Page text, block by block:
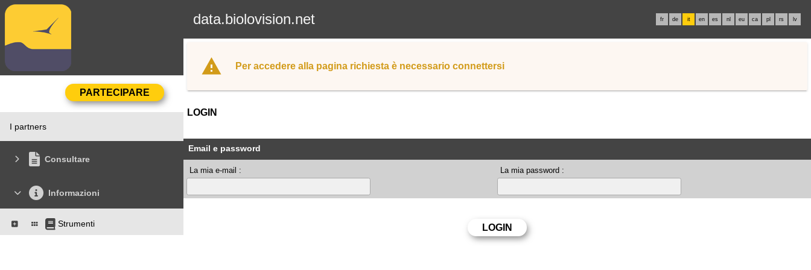
data.biolovision.net fr de it en es nl eu ca pl rs lv
I partners
Consultare
Informazioni
Strumenti
Per accedere alla pagina richiesta è necessario connettersi
LOGIN
Email e password
La mia e-mail : La mia password :